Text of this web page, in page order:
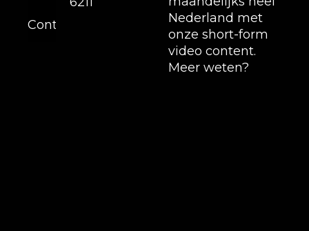
Contact
Nederland met
onze short-form
video content.
Meer weten?